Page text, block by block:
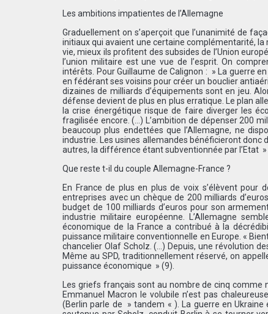
Les ambitions impatientes de l’Allemagne
Graduellement on s’aperçoit que l’unanimité de
initiaux qui avaient une certaine complémentarité, la
vie, mieux ils profitent des subsides de l’Union
l’union militaire est une vue de l’esprit. On
intérêts. Pour Guillaume de Calignon : » La guerre
en fédérant ses voisins pour créer un bouclier
dizaines de milliards d’équipements sont en jeu.
défense devient de plus en plus erratique. Le plan
la crise énergétique risque de faire diverger les
fragilisée encore. (…) L’ambition de dépenser 200
beaucoup plus endettées que l’Allemagne, ne
industrie. Les usines allemandes bénéficieront donc
autres, la différence étant subventionnée par l’Etat »
Que reste t-il du couple Allemagne-France ?
En France de plus en plus de voix s’élèvent pour
entreprises avec un chèque de 200 milliards
budget de 100 milliards d’euros pour son
industrie militaire européenne. L’Allemagne
économique de la France a contribué à la
puissance militaire conventionnelle en Europe. «
chancelier Olaf Scholz. (…) Depuis, une révolution
Même au SPD, traditionnellement réservé, on
puissance économique » (9).
Les griefs français sont au nombre de cinq
Emmanuel Macron le volubile n’est pas
(Berlin parle de » tandem « ). La guerre en Ukraine